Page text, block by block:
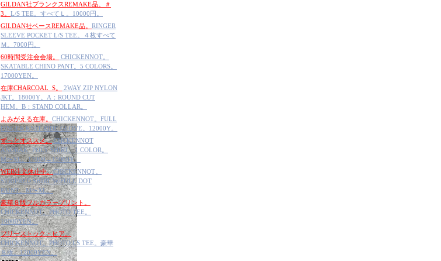
GILDAN社ブランクスREMAKE品。＃
3。 L/S TEE。すべてＬ。10000円。
GILDAN社ベースREMAKE品。 RINGER
SLEEVE POCKET L/S TEE。４枚すべて
Ｍ。7000円。
60時間受注会会場。
CHICKENNOT。
SKATABLE CHINO PANT。5 COLORS。
17000YEN。
在庫CHARCOAL_S。
2WAY ZIP NYLON
JKT。18000Y。A：ROUND CUT
HEM。B：STAND COLLAR。
よみがえる在庫。 CHICKENNOT。FULL
FINGER KNIT RIDE GLOVE。12000Y。
ずっとオススメ。CHCKENNOT
ANORAK" POLY SHIRT。1 COLOR。
M〜XL。17000→15000Y。
WEB注文休止中。CHICKENNOT。
STRIPRED SHIRT W/FULL DOT
PAINT。M〜XL。
豪華８版フルカラープリント。
CHICKENNOT。PHOTO TEE。
10000YEN。
フリーストック・ヒア。
CHICKENNOT。PHOTO LS TEE。豪華
８版。12000YEN。